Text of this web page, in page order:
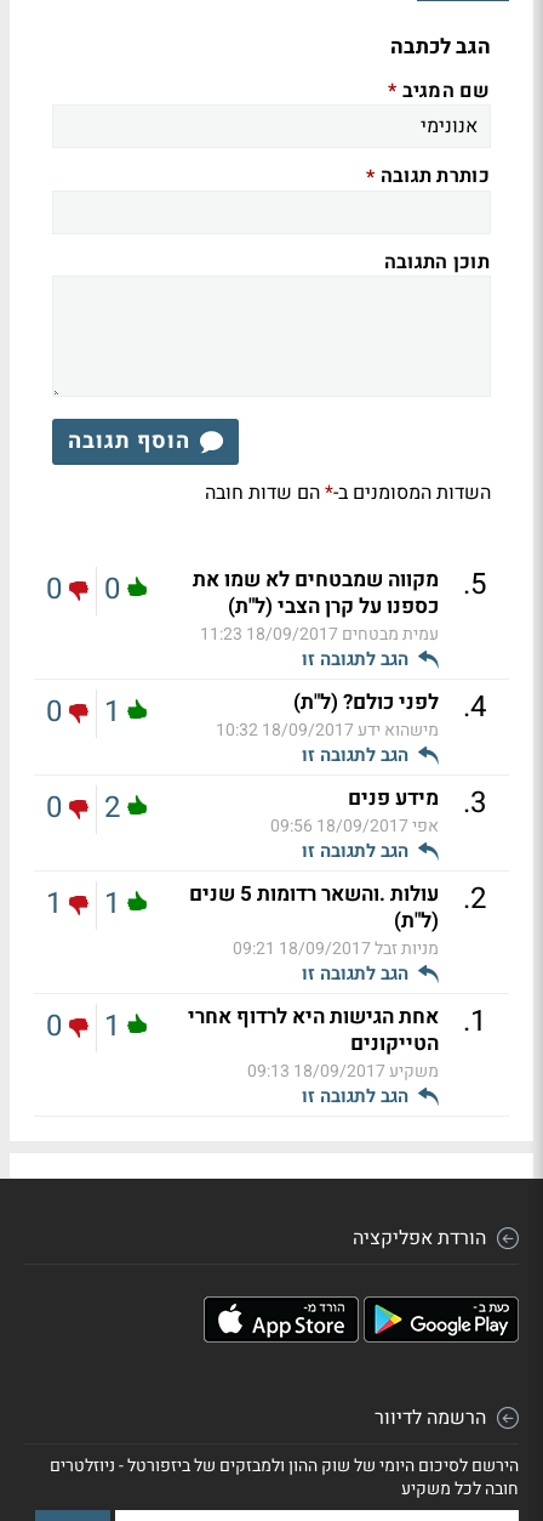
הגב לכתבה
שם המגיב *
כותרת תגובה *
תוכן התגובה
הוסף תגובה
השדות המסומנים ב-*הם שדות חובה
5
.
מקווה שמבטחים לא שמו את
כספנו על קרן הצבי (ל"ת)
עמית מבטחים 18/09/2017 11:23
הגב לתגובה זו
0
0
4
. לפני כולם? (ל"ת)
מישהוא ידע18/09/2017 10:32
הגב לתגובה זו
1
0
3
. מידע פנים
אפי18/09/2017 09:56
הגב לתגובה זו
2
0
2
.
עולות .והשאר רדומות 5 שנים
(ל"ת)
מניות זבל18/09/2017 09:21
הגב לתגובה זו
1
1
1
.
אחת הגישות היא לרדוף אחרי
הטייקונים
משקיע18/09/2017 09:13
הגב לתגובה זו
1
0
הורדת אפליקציה
הרשמה לדיוור
הירשם לסיכום היומי של שוק ההון ולמבזקים של ביזפורטל - ניוזלטרים
חובה לכל משקיע